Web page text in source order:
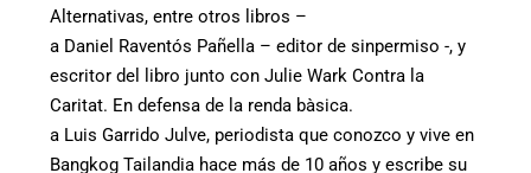
Alternativas, entre otros libros –
a Daniel Raventós Pañella – editor de sinpermiso -, y
escritor del libro junto con Julie Wark Contra la
Caritat. En defensa de la renda bàsica.
a Luis Garrido Julve, periodista que conozco y vive en
Bangkog Tailandia hace más de 10 años y escribe su